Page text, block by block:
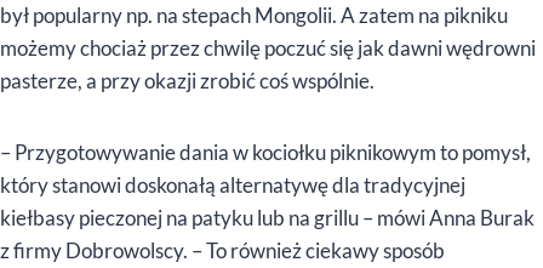
był popularny np. na stepach Mongolii. A zatem na pikniku
możemy chociaż przez chwilę poczuć się jak dawni wędrowni
pasterze, a przy okazji zrobić coś wspólnie.
– Przygotowywanie dania w kociołku piknikowym to pomysł,
który stanowi doskonałą alternatywę dla tradycyjnej
kiełbasy pieczonej na patyku lub na grillu – mówi Anna Burak
z firmy Dobrowolscy. – To również ciekawy sposób